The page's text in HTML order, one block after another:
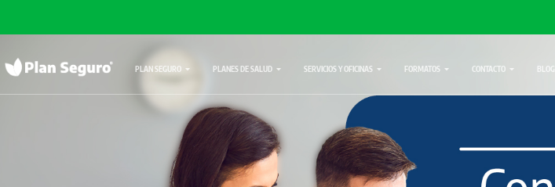
PLAN SEGURO PLANES DE SALUD SERVICIOS Y OFICINAS FORMATOS CONTACTO BLOG